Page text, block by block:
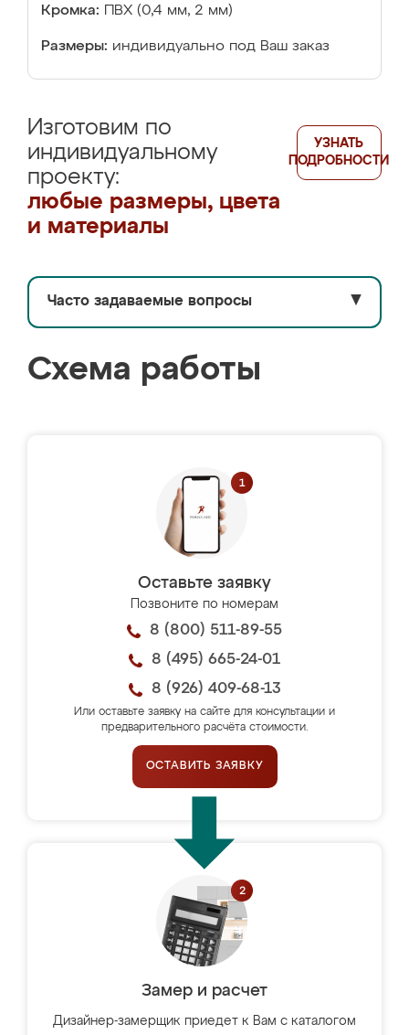
Кромка: ПВХ (0,4 мм, 2 мм)
Размеры: индивидуально под Ваш заказ
Изготовим по
индивидуальному
проекту:
любые размеры, цвета
и материалы
УЗНАТЬ
ПОДРОБНОСТИ
Часто задаваемые вопросы ▼
Схема работы
Оставьте заявку
Позвоните по номерам
8 (800) 511-89-55
8 (495) 665-24-01
8 (926) 409-68-13
Или оставьте заявку на сайте для консультации и
предварительного расчёта стоимости.
ОСТАВИТЬ ЗАЯВКУ
Замер и расчет
Дизайнер-замерщик приедет к Вам с каталогом